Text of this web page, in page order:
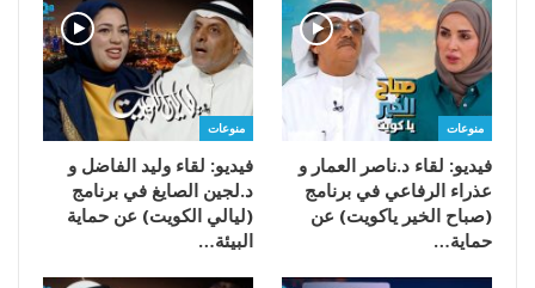
منوعات
فيديو: لقاء د.ناصر العمار و
عذراء الرفاعي في برنامج
(صباح الخير ياكويت) عن
حماية…
منوعات
فيديو: لقاء وليد الفاضل و
د.لجين الصايغ في برنامج
(ليالي الكويت) عن حماية
البيئة…